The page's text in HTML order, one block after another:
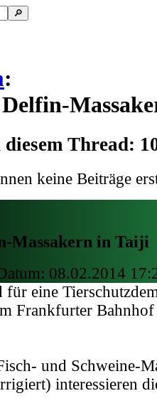
:
Thread:
keine Beiträge
Massakern in Taiji
08.02.2014
eine
Frankfurter Bahnhof
und Schweine-
interessieren